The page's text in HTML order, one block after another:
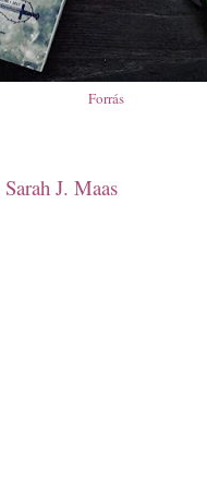
Forrás
Sarah J. Maas